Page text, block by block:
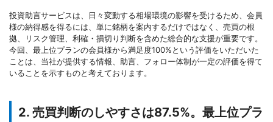
投資助言サービスは、日々変動する相場環境の影響を受けるため、会員
様の納得感を得るには、単に銘柄を案内するだけではなく、売買の根
拠、リスク管理、利確・損切り判断を含めた総合的な支援が重要です。
今回、最上位プランの会員様から満足度100%という評価をいただいた
ことは、当社が提供する情報、助言、フォロー体制が一定の評価を得て
いることを示すものと考えております。
2. 売買判断のしやすさは87.5%。最上位プラ